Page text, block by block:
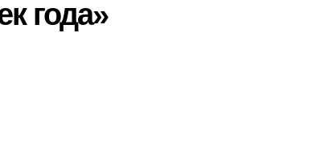
года»